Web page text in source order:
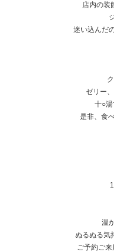
店内の装
迷い込んだ
ゼリー
十○
是非、食
温
ぬるぬる気
ご予約ご